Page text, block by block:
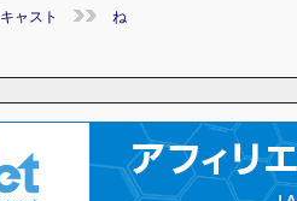
ャスト
ね